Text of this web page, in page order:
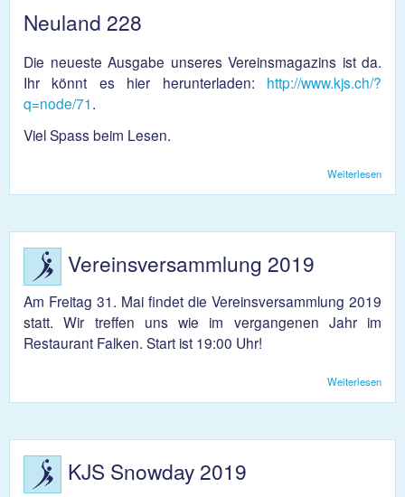
Neuland 228
Die neueste Ausgabe unseres Vereinsmagazins ist da.
Ihr könnt es hier herunterladen: http://www.kjs.ch/?
q=node/71.
Viel Spass beim Lesen.
Weiterlesen
Vereinsversammlung 2019
Am Freitag 31. Mai findet die Vereinsversammlung 2019
statt. Wir treffen uns wie im vergangenen Jahr im
Restaurant Falken. Start ist 19:00 Uhr!
Weiterlesen
KJS Snowday 2019